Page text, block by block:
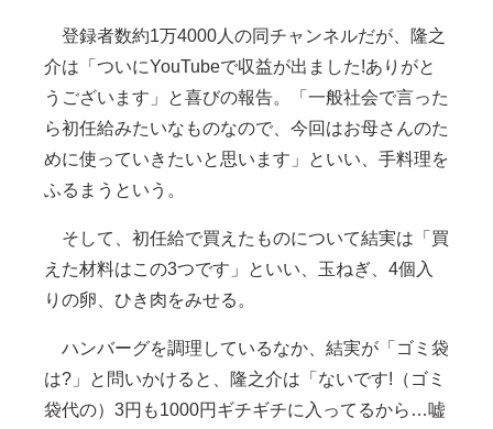
登録者数約1万4000人の同チャンネルだが、隆之
介は「ついにYouTubeで収益が出ました!ありがと
うございます」と喜びの報告。「一般社会で言った
ら初任給みたいなものなので、今回はお母さんのた
めに使っていきたいと思います」といい、手料理を
ふるまうという。
そして、初任給で買えたものについて結実は「買
えた材料はこの3つです」といい、玉ねぎ、4個入
りの卵、ひき肉をみせる。
ハンバーグを調理しているなか、結実が「ゴミ袋
は?」と問いかけると、隆之介は「ないです!（ゴミ
袋代の）3円も1000円ギチギチに入ってるから…嘘